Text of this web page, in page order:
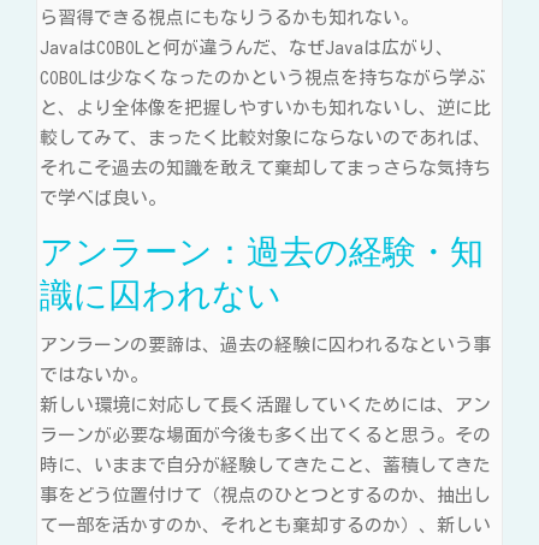
ら習得できる視点にもなりうるかも知れない。
JavaはCOBOLと何が違うんだ、なぜJavaは広がり、
COBOLは少なくなったのかという視点を持ちながら学ぶ
と、より全体像を把握しやすいかも知れないし、逆に比
較してみて、まったく比較対象にならないのであれば、
それこそ過去の知識を敢えて棄却してまっさらな気持ち
で学べば良い。
アンラーン：過去の経験・知
識に囚われない
アンラーンの要諦は、過去の経験に囚われるなという事
ではないか。
新しい環境に対応して長く活躍していくためには、アン
ラーンが必要な場面が今後も多く出てくると思う。その
時に、いままで自分が経験してきたこと、蓄積してきた
事をどう位置付けて（視点のひとつとするのか、抽出し
て一部を活かすのか、それとも棄却するのか）、新しい